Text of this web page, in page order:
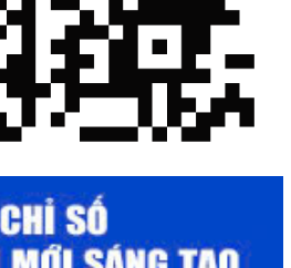
năm 2025: Khơi thông mọi nguồn
tăng trưởng kinh tế - xã hội năm
“50 năm Chiến thắng Buôn Ma
Lắk (10/3/1975 - 10/3/2025)"